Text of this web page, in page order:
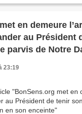
en demeure
au Président
parvis de Notre
23:19